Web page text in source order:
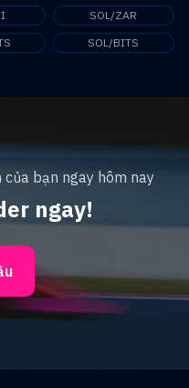
SOL/ZAR
SOL/BITS
bạn ngay hôm nay
ngay!